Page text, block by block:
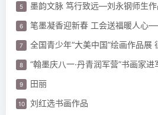
墨韵文脉 笃行致远—刘永钢师生
全国青少年“大美中国”绘画作品展
“翰墨庆八一·丹青润军营”书画家
田丽
刘红选书画作品